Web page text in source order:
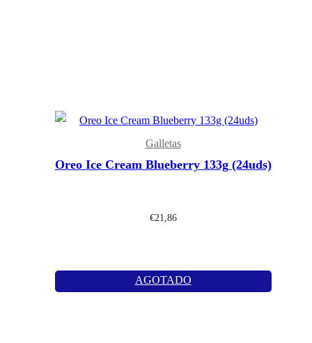
Galletas
Oreo Ice Cream Blueberry 133g (24uds)
€21,86
AGOTADO